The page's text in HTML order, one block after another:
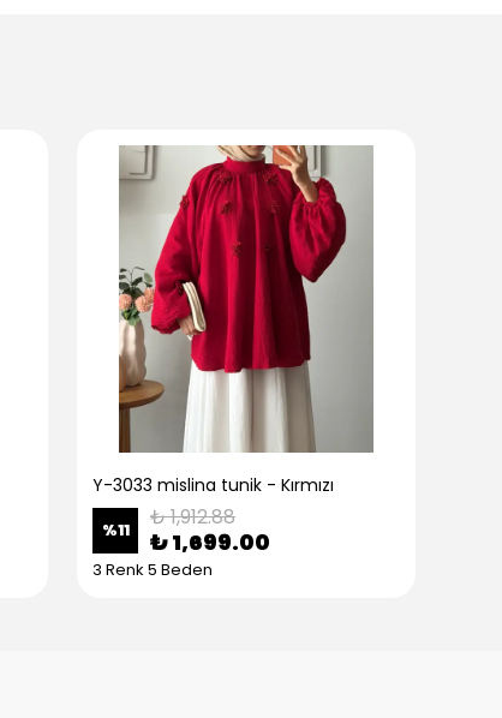
Y-3033 mislina tunik - Kırmızı
%11 ₺ 1,912.88
₺ 1,699.00
3 Renk 5 Beden